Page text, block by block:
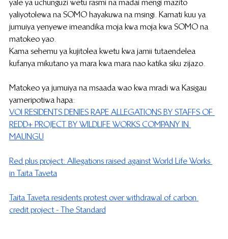
yale ya uchunguzi wetu rasmi na madai mengi mazito
yaliyotolewa na SOMO hayakuwa na msingi. Kamati kuu ya
jumuiya yenyewe imeandika moja kwa moja kwa SOMO na
matokeo yao.
Kama sehemu ya kujitolea kwetu kwa jamii tutaendelea
kufanya mikutano ya mara kwa mara nao katika siku zijazo.
Matokeo ya jumuiya na msaada wao kwa mradi wa Kasigau
yameripotiwa hapa:
VOI RESIDENTS DENIES RAPE ALLEGATIONS BY STAFFS OF
REDD+ PROJECT BY WILDLIFE WORKS COMPANY IN
MAUNGU
Red plus project: Allegations raised against World Life Works
in Taita Taveta
Taita Taveta residents protest over withdrawal of carbon
credit project - The Standard